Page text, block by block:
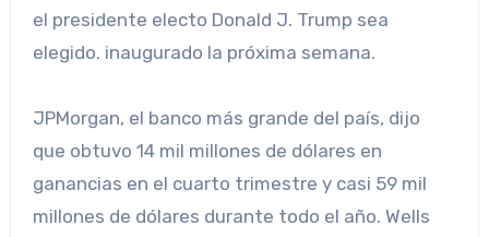
el presidente electo Donald J. Trump sea
elegido. inaugurado la próxima semana.
JPMorgan, el banco más grande del país, dijo
que obtuvo 14 mil millones de dólares en
ganancias en el cuarto trimestre y casi 59 mil
millones de dólares durante todo el año. Wells